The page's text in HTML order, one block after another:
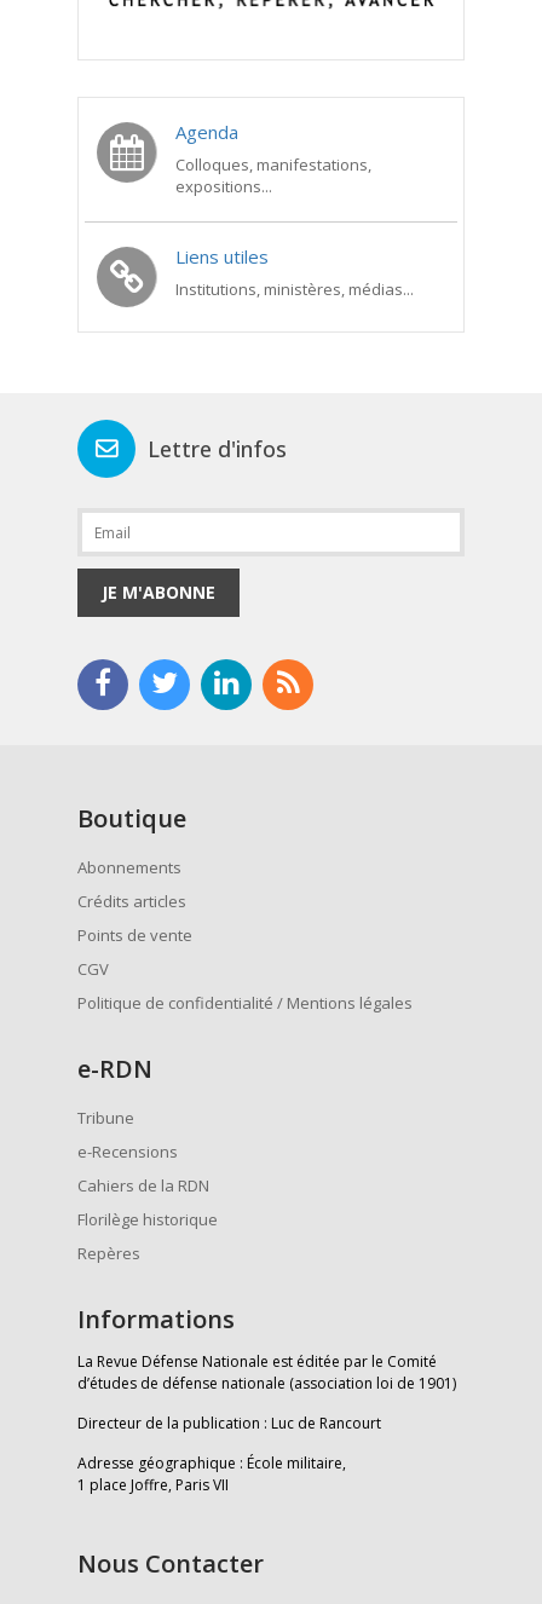
Agenda
Colloques, manifestations,
expositions...
Liens utiles
Institutions, ministères, médias...
Lettre d'infos
JE M'ABONNE
Boutique
Abonnements
Crédits articles
Points de vente
CGV
Politique de confidentialité / Mentions légales
e-RDN
Tribune
e-Recensions
Cahiers de la RDN
Florilège historique
Repères
Informations
La Revue Défense Nationale est éditée par le Comité
d’études de défense nationale (association loi de 1901)
Directeur de la publication : Luc de Rancourt
Adresse géographique : École militaire,
1 place Joffre, Paris VII
Nous Contacter